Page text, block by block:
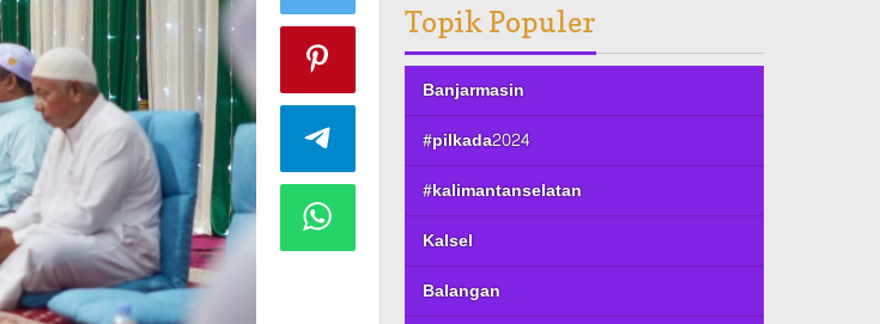
Topik Populer
Banjarmasin
#pilkada2024
#kalimantanselatan
Kalsel
Balangan